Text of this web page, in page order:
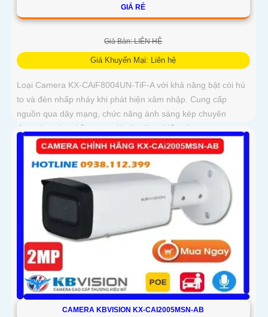
GIÁ RẺ
Giá Bán: LIÊN HỆ
Giá Khuyến Mại: Liên hệ
Loại Camera KX-CAiF8004UN-TiF-A với khả năng bật còi hú
to và đèn nhấp nháy khi phát hiện xâm nhập. Cung cấp
nguồn qua dây mạng, chức năng ánh sáng kép chuyên
dụng, lựa chọn hồng ngoại hoặc đèn chiếu sáng
CAMERA KBVISION KX-CAI2005MSN-AB